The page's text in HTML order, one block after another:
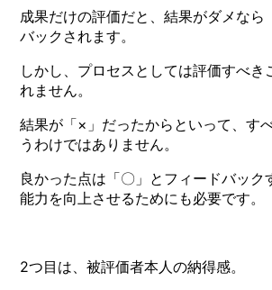
成果だけの評価だと、結果がダメなら
バックされます。
しかし、プロセスとしては評価すべき
れません。
結果が「×」だったからといって、す
うわけではありません。
良かった点は「〇」とフィードバック
能力を向上させるためにも必要です。
2つ目は、被評価者本人の納得感。